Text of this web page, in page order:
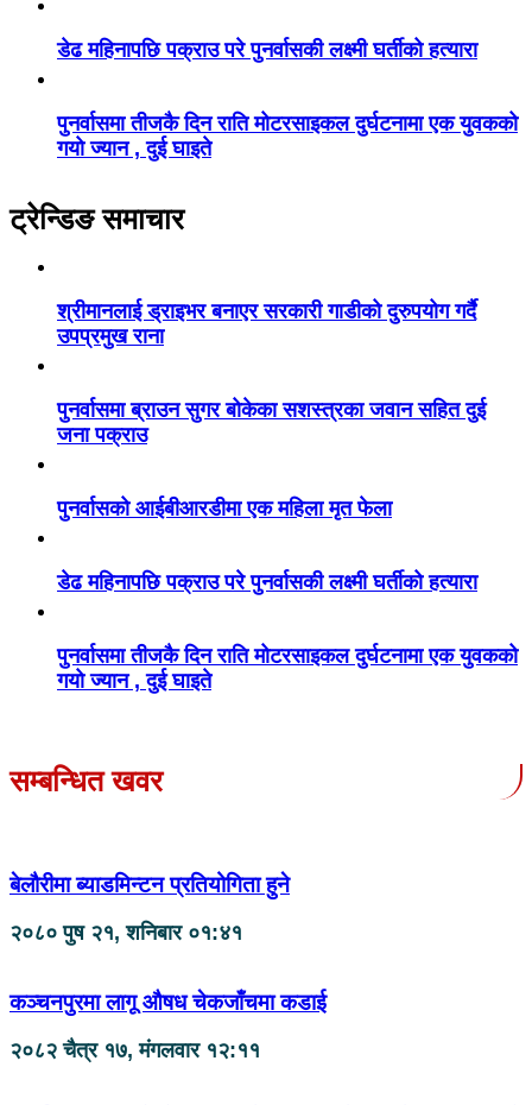
डेढ महिनापछि पक्राउ परे पुनर्वासकी लक्ष्मी घर्तीको हत्यारा
पुनर्वासमा तीजकै दिन राति मोटरसाइकल दुर्घटनामा एक युवकको
गयो ज्यान , दुई घाइते
ट्रेन्डिङ समाचार
श्रीमानलाई ड्राइभर बनाएर सरकारी गाडीको दुरुपयोग गर्दै
उपप्रमुख राना
पुनर्वासमा ब्राउन सुगर बोकेका सशस्त्रका जवान सहित दुई
जना पक्राउ
पुनर्वासको आईबीआरडीमा एक महिला मृत फेला
डेढ महिनापछि पक्राउ परे पुनर्वासकी लक्ष्मी घर्तीको हत्यारा
पुनर्वासमा तीजकै दिन राति मोटरसाइकल दुर्घटनामा एक युवकको
गयो ज्यान , दुई घाइते
सम्बन्धित खवर
बेलौरीमा ब्याडमिन्टन प्रतियोगिता हुने
२०८० पुष २१, शनिबार ०१:४१
कञ्चनपुरमा लागू औषध चेकजाँचमा कडाई
२०८२ चैत्र १७, मंगलवार १२:११